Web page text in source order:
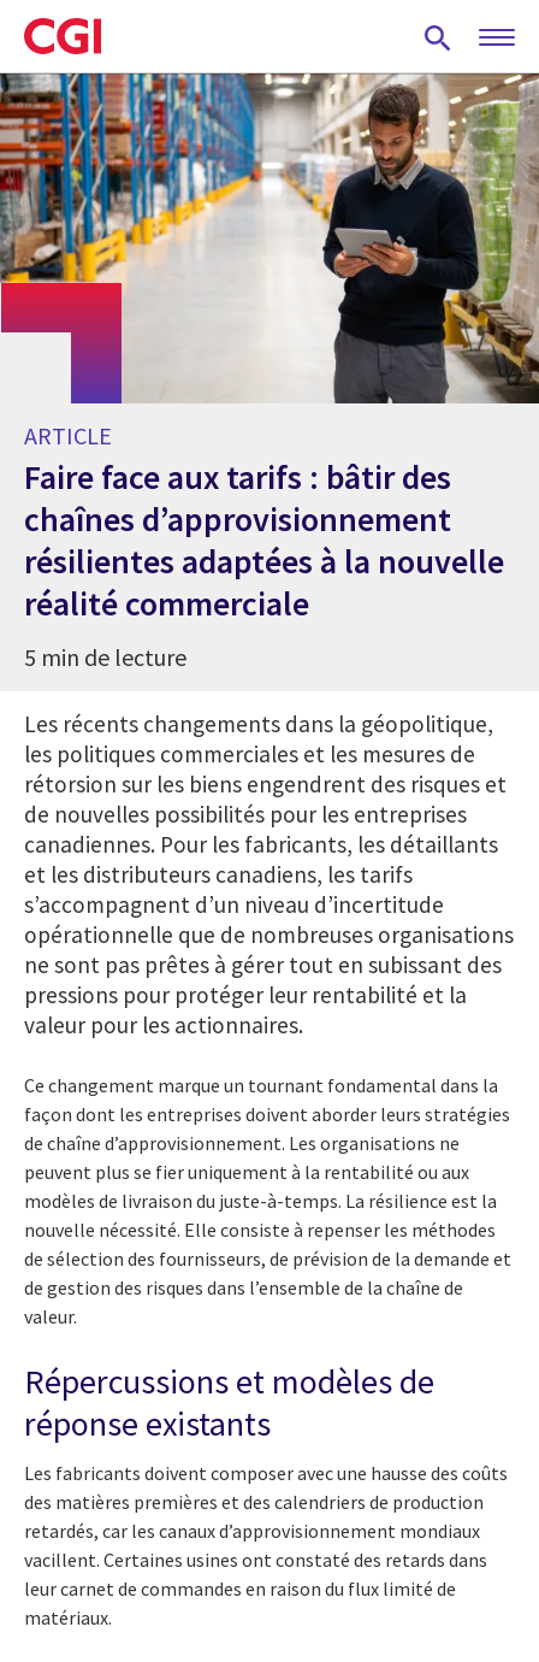
Skip
to
main
content
ARTICLE
Faire face aux tarifs : bâtir des
chaînes d’approvisionnement
résilientes adaptées à la nouvelle
réalité commerciale
5 min de lecture
Les récents changements dans la géopolitique,
les politiques commerciales et les mesures de
rétorsion sur les biens engendrent des risques et
de nouvelles possibilités pour les entreprises
canadiennes. Pour les fabricants, les détaillants
et les distributeurs canadiens, les tarifs
s’accompagnent d’un niveau d’incertitude
opérationnelle que de nombreuses organisations
ne sont pas prêtes à gérer tout en subissant des
pressions pour protéger leur rentabilité et la
valeur pour les actionnaires.
Ce changement marque un tournant fondamental dans la
façon dont les entreprises doivent aborder leurs stratégies
de chaîne d’approvisionnement. Les organisations ne
peuvent plus se fier uniquement à la rentabilité ou aux
modèles de livraison du juste-à-temps. La résilience est la
nouvelle nécessité. Elle consiste à repenser les méthodes
de sélection des fournisseurs, de prévision de la demande et
de gestion des risques dans l’ensemble de la chaîne de
valeur.
Répercussions et modèles de
réponse existants
Les fabricants doivent composer avec une hausse des coûts
des matières premières et des calendriers de production
retardés, car les canaux d’approvisionnement mondiaux
vacillent. Certaines usines ont constaté des retards dans
leur carnet de commandes en raison du flux limité de
matériaux.